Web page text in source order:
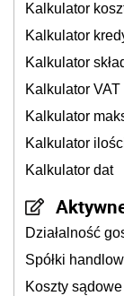
Kalkulator
Kalkulator
Kalkulator
Kalkulator VAT
Kalkulator
Kalkulator
Kalkulator dat
Działalność
Spółki
Koszty sądowe